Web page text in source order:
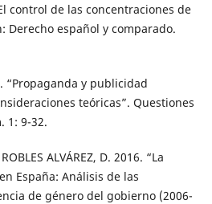
El control de las concentraciones de
Derecho español y comparado.
“Propaganda y publicidad
teóricas”. Questiones
1: 9-32.
ALVÁREZ, D. 2016. “La
España: Análisis de las
de género del gobierno (2006-